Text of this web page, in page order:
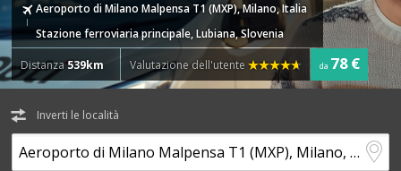
Aeroporto di Milano Malpensa T1 (MXP), Milano, Italia
Stazione ferroviaria principale, Lubiana, Slovenia
Distanza539km Valutazione dell'utente da 78 €
Inverti le località